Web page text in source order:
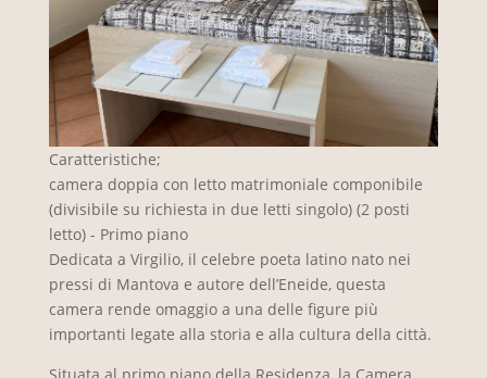
Caratteristiche;
camera doppia con letto matrimoniale componibile
(divisibile su richiesta in due letti singolo) (2 posti
letto) - Primo piano
Dedicata a Virgilio, il celebre poeta latino nato nei
pressi di Mantova e autore dell’Eneide, questa
camera rende omaggio a una delle figure più
importanti legate alla storia e alla cultura della città.
Situata al primo piano della Residenza, la Camera